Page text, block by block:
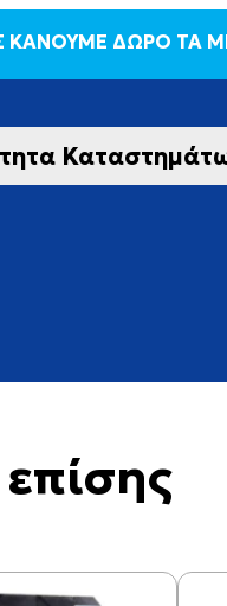
ΚΑΝΟΥΜΕ ΔΩΡΟ ΤΑ